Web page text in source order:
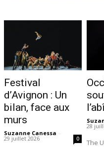
Festival
d’Avignon : Un
bilan, face aux
murs
Suzanne Canessa -
29 juillet 2026 0
28
The